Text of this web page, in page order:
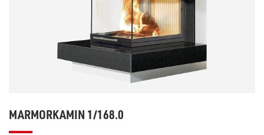
MARMORKAMIN 1/168.0